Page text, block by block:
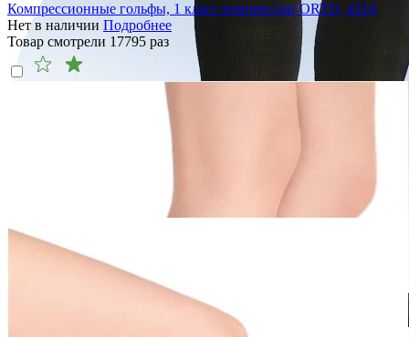
Компрессионные гольфы, 1 класс компрессии ORTO, 4314
Нет в наличии Подробнее
Товар смотрели 17795 раз